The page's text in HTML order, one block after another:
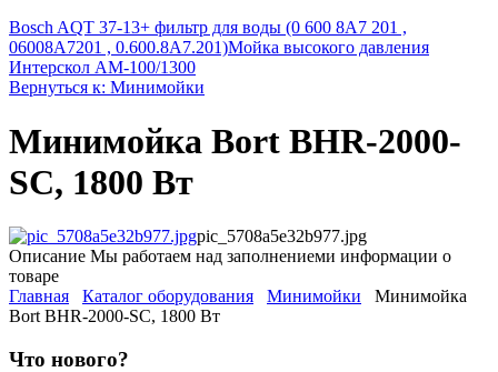
Bosch AQT 37-13+ фильтр для воды (0 600 8A7 201 ,
06008A7201 , 0.600.8A7.201)Мойка высокого давления
Интерскол АМ-100/1300
Вернуться к: Минимойки
Минимойка Bort BHR-2000-
SC, 1800 Вт
pic_5708a5e32b977.jpg
Описание Мы работаем над заполнениеми информации о
товаре
Главная
Каталог оборудования Минимойки
Минимойка
Bort BHR-2000-SC, 1800 Вт
Что нового?